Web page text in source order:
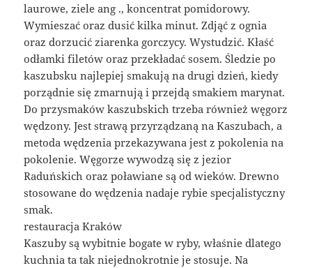
laurowe, ziele ang ., koncentrat pomidorowy.
Wymieszać oraz dusić kilka minut. Zdjąć z ognia
oraz dorzucić ziarenka gorczycy. Wystudzić. Kłaść
odłamki filetów oraz przekładać sosem. Śledzie po
kaszubsku najlepiej smakują na drugi dzień, kiedy
porządnie się zmarnują i przejdą smakiem marynat.
Do przysmaków kaszubskich trzeba również węgorz
wędzony. Jest strawą przyrządzaną na Kaszubach, a
metoda wędzenia przekazywana jest z pokolenia na
pokolenie. Węgorze wywodzą się z jezior
Raduńskich oraz poławiane są od wieków. Drewno
stosowane do wędzenia nadaje rybie specjalistyczny
smak.
restauracja Kraków
Kaszuby są wybitnie bogate w ryby, właśnie dlatego
kuchnia ta tak niejednokrotnie je stosuje. Na